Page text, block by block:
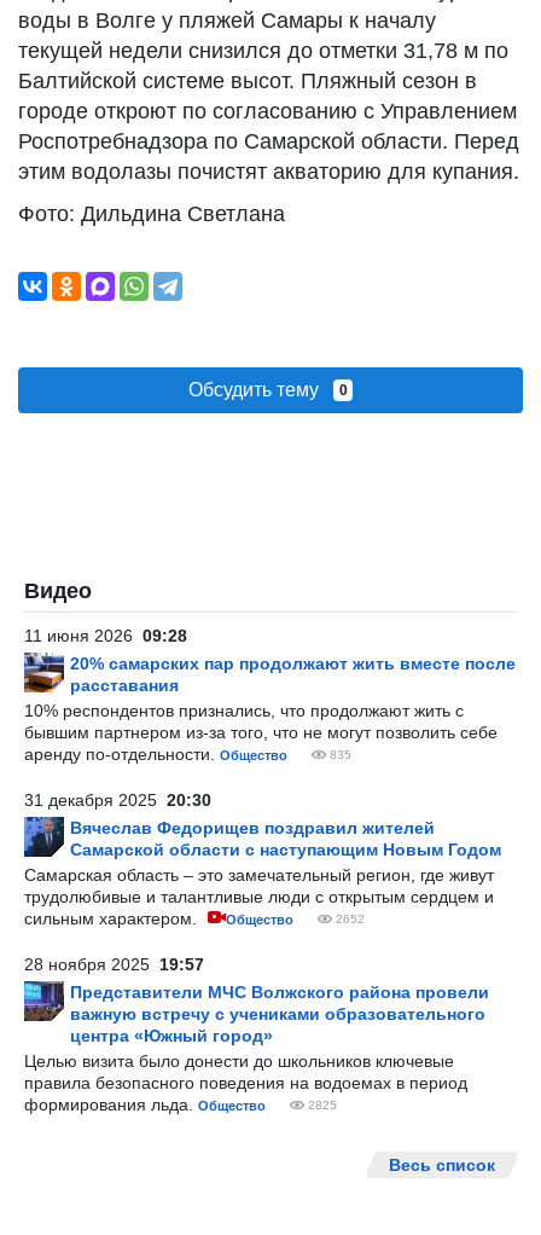
воды в Волге у пляжей Самары к началу
текущей недели снизился до отметки 31,78 м по
Балтийской системе высот. Пляжный сезон в
городе откроют по согласованию с Управлением
Роспотребнадзора по Самарской области. Перед
этим водолазы почистят акваторию для купания.
Фото: Дильдина Светлана
Обсудить тему 0
Видео
11 июня 2026 09:28
20% самарских пар продолжают жить вместе после
расставания
10% респондентов признались, что продолжают жить с
бывшим партнером из-за того, что не могут позволить себе
аренду по-отдельности.
Общество 835
31 декабря 2025 20:30
Вячеслав Федорищев поздравил жителей
Самарской области с наступающим Новым Годом
Самарская область – это замечательный регион, где живут
трудолюбивые и талантливые люди с открытым сердцем и
сильным характером.
Общество 2652
28 ноября 2025 19:57
Представители МЧС Волжского района провели
важную встречу с учениками образовательного
центра «Южный город»
Целью визита было донести до школьников ключевые
правила безопасного поведения на водоемах в период
формирования льда.
Общество 2825
Весь список